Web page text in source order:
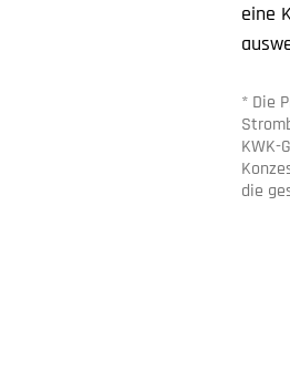
eine
* Die
KWK-
die